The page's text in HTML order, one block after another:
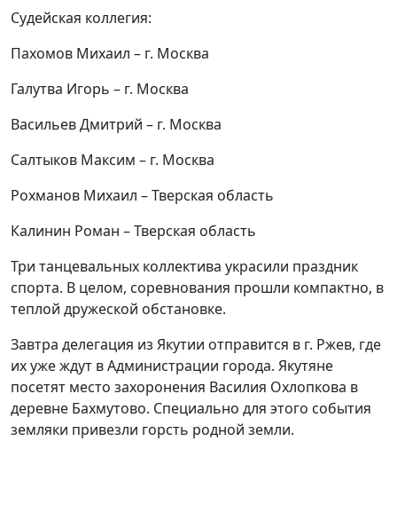
Судейская коллегия:
Пахомов Михаил – г. Москва
Галутва Игорь – г. Москва
Васильев Дмитрий – г. Москва
Салтыков Максим – г. Москва
Рохманов Михаил – Тверская область
Калинин Роман – Тверская область
Три танцевальных коллектива украсили праздник
спорта. В целом, соревнования прошли компактно, в
теплой дружеской обстановке.
Завтра делегация из Якутии отправится в г. Ржев, где
их уже ждут в Администрации города. Якутяне
посетят место захоронения Василия Охлопкова в
деревне Бахмутово. Специально для этого события
земляки привезли горсть родной земли.